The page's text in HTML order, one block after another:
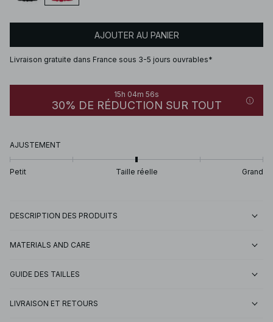
AJOUTER AU PANIER
Livraison gratuite dans France sous 3-5 jours ouvrables*
15h 04m 56s
30% DE RÉDUCTION SUR TOUT
AJUSTEMENT
Petit Taille réelle Grand
DESCRIPTION DES PRODUITS
MATERIALS AND CARE
GUIDE DES TAILLES
LIVRAISON ET RETOURS